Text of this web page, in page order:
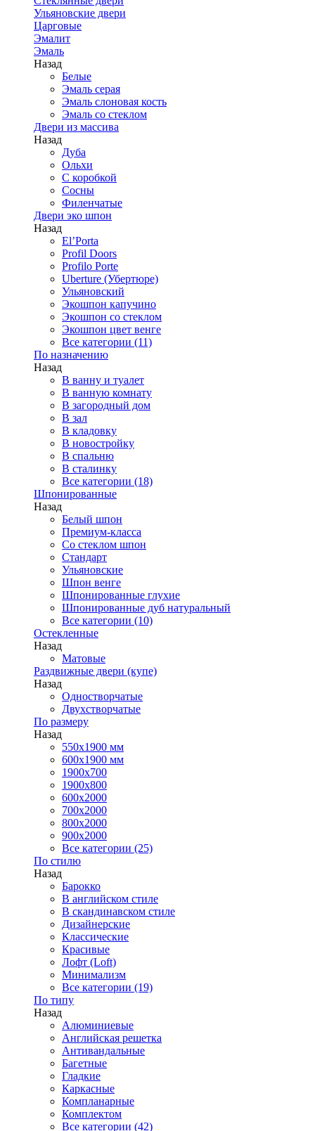
Ульяновские двери
Царговые
Эмалит
Эмаль
Назад
Белые
Эмаль серая
Эмаль слоновая кость
Эмаль со стеклом
Двери из массива
Назад
Дуба
Ольхи
С коробкой
Сосны
Филенчатые
Двери эко шпон
Назад
El’Porta
Profil Doors
Profilo Porte
Uberture (Убертюре)
Ульяновский
Экошпон капучино
Экошпон со стеклом
Экошпон цвет венге
Все категории (11)
По назначению
Назад
В ванну и туалет
В ванную комнату
В загородный дом
В зал
В кладовку
В новостройку
В спальню
В сталинку
Все категории (18)
Шпонированные
Назад
Белый шпон
Премиум-класса
Со стеклом шпон
Стандарт
Ульяновские
Шпон венге
Шпонированные глухие
Шпонированные дуб натуральный
Все категории (10)
Остекленные
Назад
Матовые
Раздвижные двери (купе)
Назад
Одностворчатые
Двухстворчатые
По размеру
Назад
550x1900 мм
600x1900 мм
1900х700
1900х800
600x2000
700x2000
800x2000
900x2000
Все категории (25)
По стилю
Назад
Барокко
В английском стиле
В скандинавском стиле
Дизайнерские
Классические
Красивые
Лофт (Loft)
Минимализм
Все категории (19)
По типу
Назад
Алюминиевые
Английская решетка
Антивандальные
Багетные
Гладкие
Каркасные
Компланарные
Комплектом
Все категории (42)